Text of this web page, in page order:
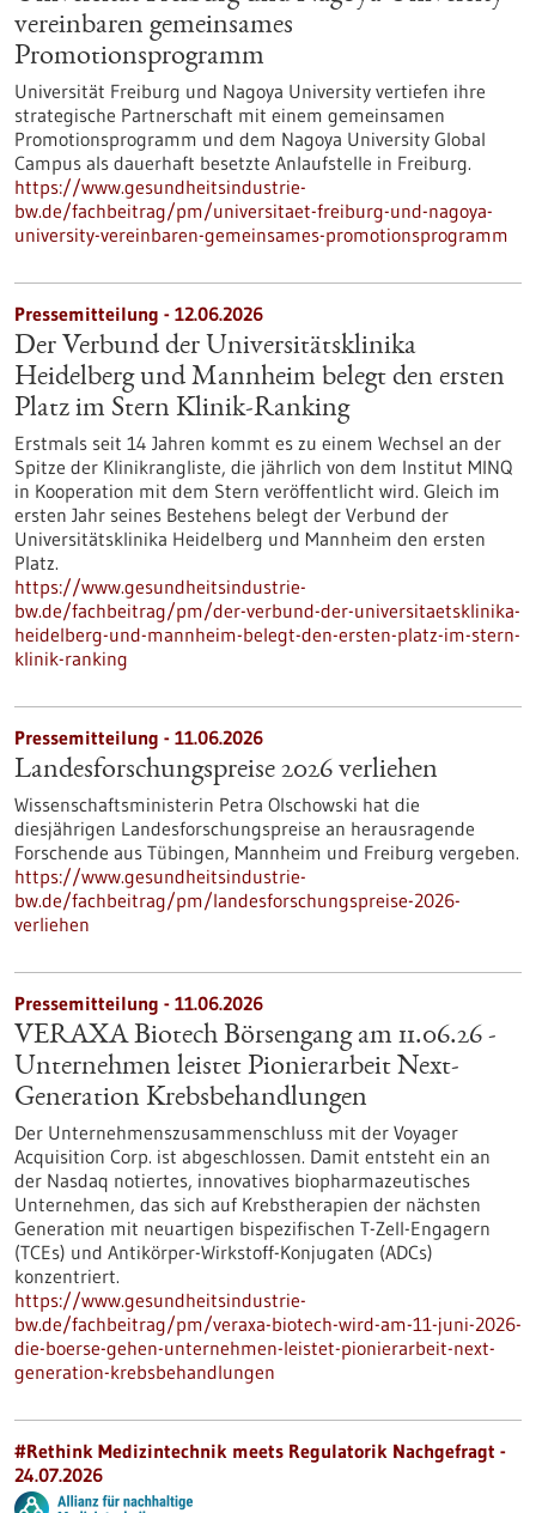
vereinbaren gemeinsames
Promotionsprogramm
Universität Freiburg und Nagoya University vertiefen ihre
strategische Partnerschaft mit einem gemeinsamen
Promotionsprogramm und dem Nagoya University Global
Campus als dauerhaft besetzte Anlaufstelle in Freiburg.
https://www.gesundheitsindustrie-
bw.de/fachbeitrag/pm/universitaet-freiburg-und-nagoya-
university-vereinbaren-gemeinsames-promotionsprogramm
Pressemitteilung - 12.06.2026
Der Verbund der Universitätsklinika
Heidelberg und Mannheim belegt den ersten
Platz im Stern Klinik-Ranking
Erstmals seit 14 Jahren kommt es zu einem Wechsel an der
Spitze der Klinikrangliste, die jährlich von dem Institut MINQ
in Kooperation mit dem Stern veröffentlicht wird. Gleich im
ersten Jahr seines Bestehens belegt der Verbund der
Universitätsklinika Heidelberg und Mannheim den ersten
Platz.
https://www.gesundheitsindustrie-
bw.de/fachbeitrag/pm/der-verbund-der-universitaetsklinika-
heidelberg-und-mannheim-belegt-den-ersten-platz-im-stern-
klinik-ranking
Pressemitteilung - 11.06.2026
Landesforschungspreise 2026 verliehen
Wissenschaftsministerin Petra Olschowski hat die
diesjährigen Landesforschungspreise an herausragende
Forschende aus Tübingen, Mannheim und Freiburg vergeben.
https://www.gesundheitsindustrie-
bw.de/fachbeitrag/pm/landesforschungspreise-2026-
verliehen
Pressemitteilung - 11.06.2026
VERAXA Biotech Börsengang am 11.06.26 -
Unternehmen leistet Pionierarbeit Next-
Generation Krebsbehandlungen
Der Unternehmenszusammenschluss mit der Voyager
Acquisition Corp. ist abgeschlossen. Damit entsteht ein an
der Nasdaq notiertes, innovatives biopharmazeutisches
Unternehmen, das sich auf Krebstherapien der nächsten
Generation mit neuartigen bispezifischen T-Zell-Engagern
(TCEs) und Antikörper-Wirkstoff-Konjugaten (ADCs)
konzentriert.
https://www.gesundheitsindustrie-
bw.de/fachbeitrag/pm/veraxa-biotech-wird-am-11-juni-2026-
die-boerse-gehen-unternehmen-leistet-pionierarbeit-next-
generation-krebsbehandlungen
#Rethink Medizintechnik meets Regulatorik Nachgefragt -
24.07.2026